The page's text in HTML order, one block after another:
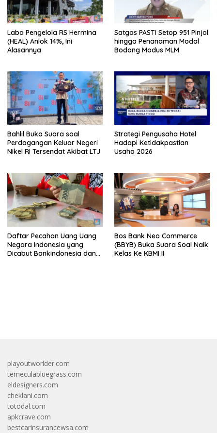
Laba Pengelola RS Hermina
(HEAL) Anlok 14%, Ini
Alasannya
Satgas PASTI Setop 951 Pinjol
hingga Penanaman Modal
Bodong Modus MLM
Bahlil Buka Suara soal
Perdagangan Keluar Negeri
Nikel RI Tersendat Akibat LTJ
Strategi Pengusaha Hotel
Hadapi Ketidakpastian
Usaha 2026
Daftar Pecahan Uang Uang
Negara Indonesia yang
Dicabut Bankindonesia dan
Bos Bank Neo Commerce
(BBYB) Buka Suara Soal Naik
Kelas Ke KBMI II
playoutworlder.com
temeculabluegrass.com
eldesigners.com
cheklani.com
totodal.com
apkcrave.com
bestcarinsurancewsa.com